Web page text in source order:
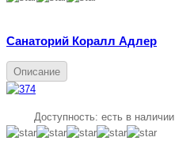
Санаторий Коралл Адлер
Описание
Доступность: есть в наличии